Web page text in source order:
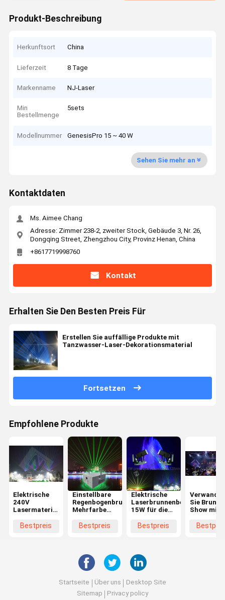
Produkt-Beschreibung
Herkunftsort China
Lieferzeit 8 Tage
Markenname NJ-Laser
Min
Bestellmenge
5sets
Modellnummer GenesisPro 15 ~ 40 W
Sehen Sie mehr an
Kontaktdaten
Ms. Aimee Chang
Adresse: Zimmer 238-2, zweiter Stock, Gebäude 3, Nr. 26,
Dongqing Street, Zhengzhou City, Provinz Henan, China
+8617719998760
Kontakt
Erhalten Sie Den Besten Preis Für
Erstellen Sie auffällige Produkte mit
Tanzwasser-Laser-Dekorationsmaterial
Fortsetzen
Empfohlene Produkte
Elektrische
240V
Lasermaterial
fürBestpreis
Einstellbare
Regenbogenbrunnenbeleuchtung
Mehrfarbe
Leistung
Bestpreis
Elektrische
Laserbrunnenbeleuchtung
15W für die
Bestpreis
Sie
Show mit
Show
Startseite Über uns
Desktop Site
Sitemap
Privacy policy